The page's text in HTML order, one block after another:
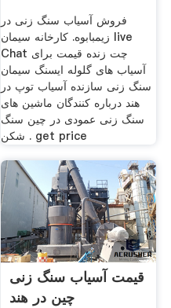
فروش آسیاب سنگ زنی در
زیمبابوه. کارخانه سیمان live
Chat چت زنده قیمت برای
آسیاب های گلوله ایسنگ سیمان
سنگ زنی سازنده آسیاب توپ در
هند درباره کنندگان ماشین های
سنگ زنی عمودی در چین سنگ
شکن . get price
قیمت آسیاب سنگ زنی
چین در هند